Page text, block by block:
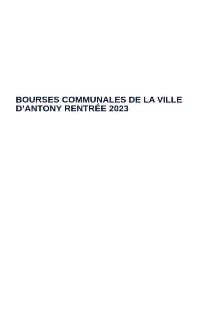
BOURSES COMMUNALES DE LA VILLE
D’ANTONY RENTRÉE 2023